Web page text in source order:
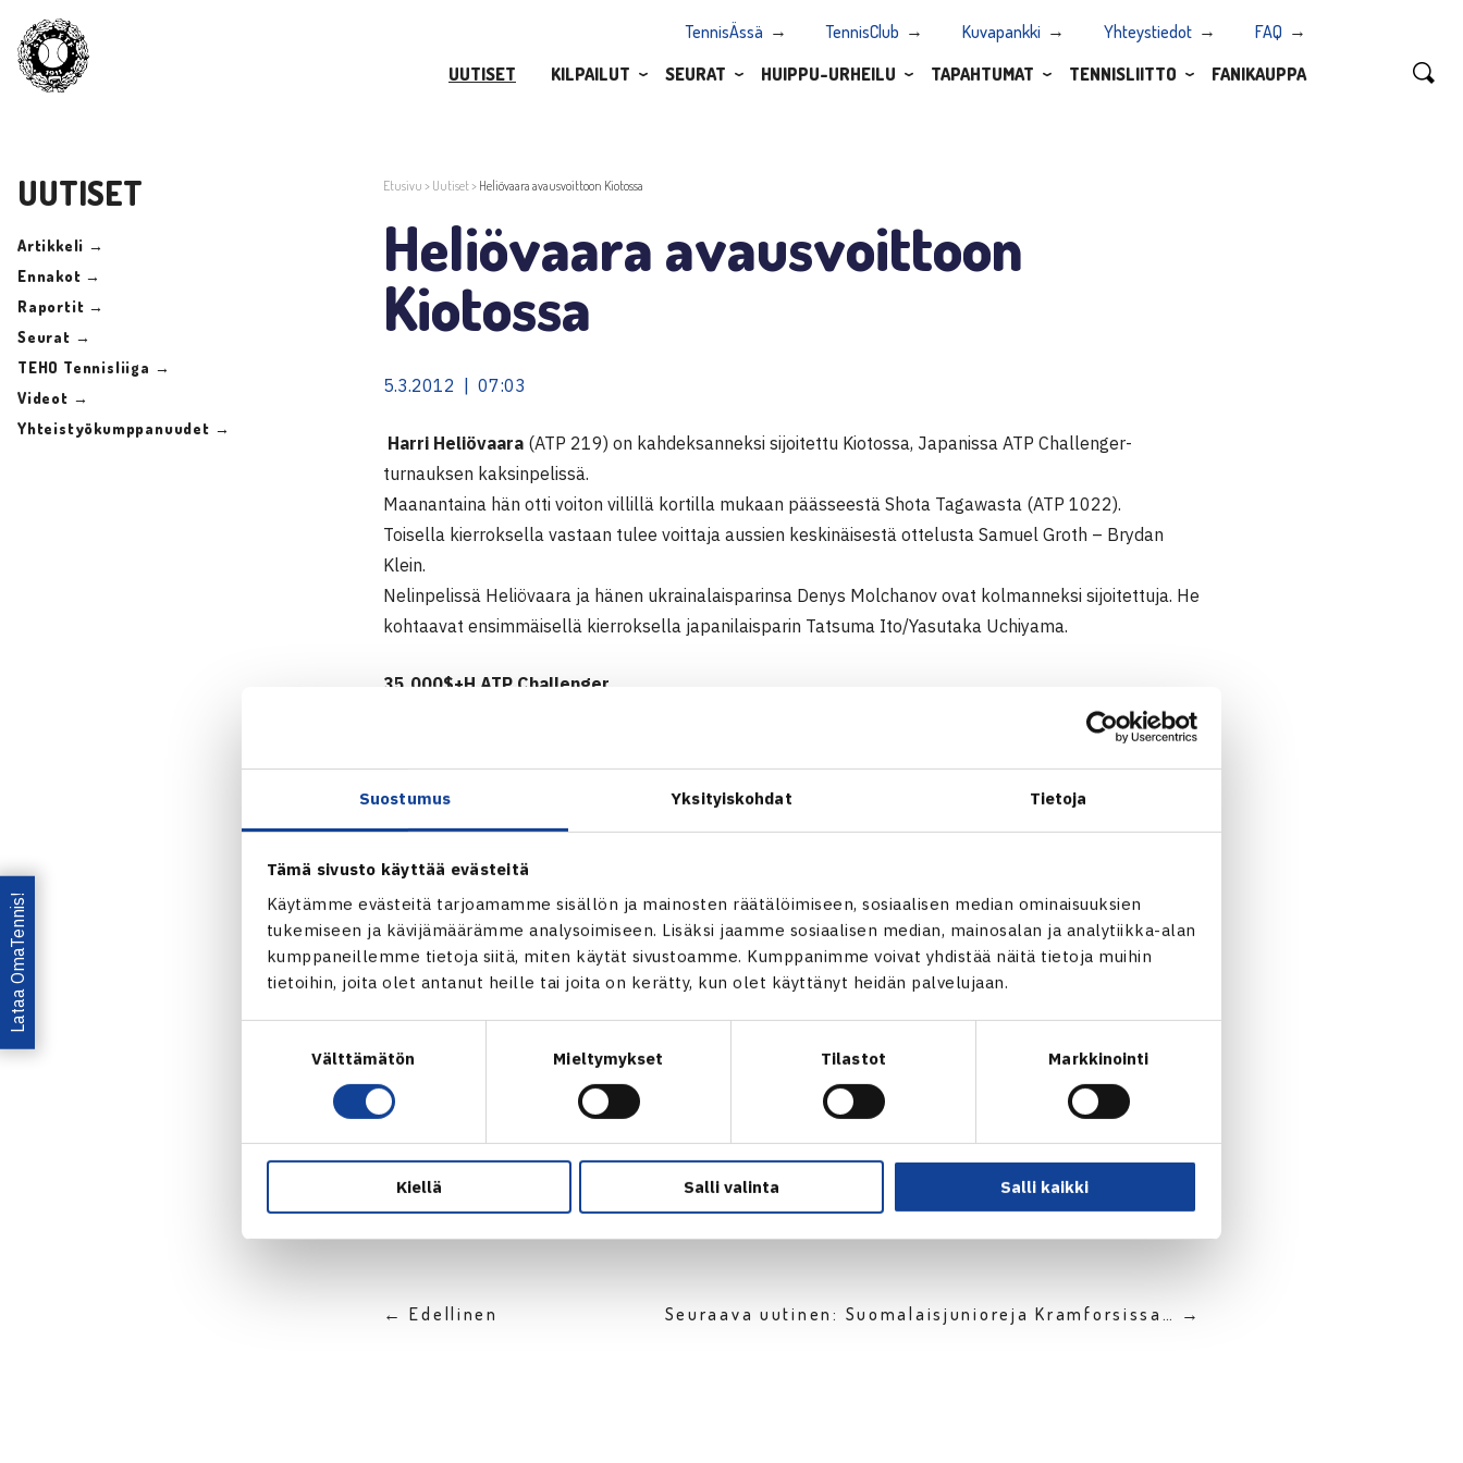
Suostumus Yksityiskohdat Tietoja
Tämä sivusto käyttää evästeitä
Käytämme evästeitä tarjoamamme sisällön ja mainosten räätälöimiseen, sosiaalisen median ominaisuuksien
tukemiseen ja kävijämäärämme analysoimiseen. Lisäksi jaamme sosiaalisen median, mainosalan ja analytiikka-alan
kumppaneillemme tietoja siitä, miten käytät sivustoamme. Kumppanimme voivat yhdistää näitä tietoja muihin
tietoihin, joita olet antanut heille tai joita on kerätty, kun olet käyttänyt heidän palvelujaan.
Välttämätön Mieltymykset Tilastot Markkinointi
Kiellä Salli valinta Salli kaikki
TennisÄssä TennisClub Kuvapankki Yhteystiedot
FAQ
UUTISET
KILPAILUT SEURAT HUIPPU-URHEILU TAPAHTUMAT TENNISLIITTO FANIKAUPPA
UUTISET
Artikkeli →
Ennakot →
Raportit →
Seurat →
TEHO Tennisliiga →
Videot →
Yhteistyökumppanuudet →
Etusivu > Uutiset> Heliövaara avausvoittoon Kiotossa
Heliövaara avausvoittoon
Kiotossa
5.3.2012 | 07:03
Harri Heliövaara (ATP 219) on kahdeksanneksi sijoitettu Kiotossa, Japanissa ATP Challenger-
turnauksen kaksinpelissä.
Maanantaina hän otti voiton villillä kortilla mukaan päässeestä Shota Tagawasta (ATP 1022).
Toisella kierroksella vastaan tulee voittaja aussien keskinäisestä ottelusta Samuel Groth – Brydan
Klein.
Nelinpelissä Heliövaara ja hänen ukrainalaisparinsa Denys Molchanov ovat kolmanneksi sijoitettuja. He
kohtaavat ensimmäisellä kierroksella japanilaisparin Tatsuma Ito/Yasutaka Uchiyama.
35.000$+H ATP Challenger
1.kierrosta: Harri Heliövaara (8.) – Shota Tagawa Japani 75 64
Kioton ATP Challenger verkossa
Harri Heliövaaran verkkosivut
Harri Heliövaara
Jaa:
← Edellinen Seuraava uutinen: Suomalaisjunioreja Kramforsissa… →
Lataa OmaTennis!